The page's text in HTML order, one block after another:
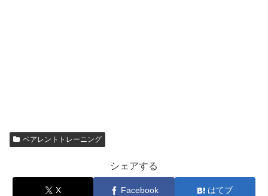
ペアレントトレーニング
シェアする
X Facebook はてブ